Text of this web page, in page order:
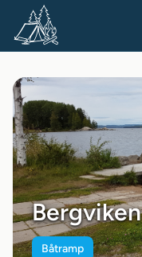
Bergviken
Båtramp